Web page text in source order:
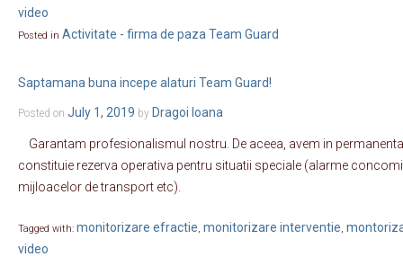
video
Posted in Activitate - firma de paza Team Guard
Saptamana buna incepe alaturi Team Guard!
Posted on July 1, 2019 by Dragoi Ioana
Garantam profesionalismul nostru. De aceea, avem in
constituie rezerva operativa pentru situatii speciale (alarme
mijloacelor de transport etc).
Tagged with: monitorizare efractie, monitorizare interventie,
video